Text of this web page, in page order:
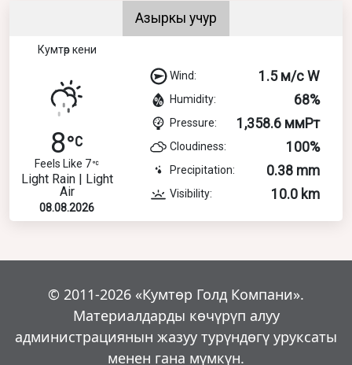
Азыркы учур
Кумтөр кени
8
Feels Like 7
Light Rain | Light
Air
08.08.2026
Wind: 1.5 м/с W
Humidity: 68%
Pressure: 1,358.6 ммРт
Cloudiness: 100%
Precipitation: 0.38 mm
Visibility: 10.0 km
© 2011-2026 «Кумтөр Голд Компани».
Материалдарды көчүрүп алуу
администрациянын жазуу турүндөгү уруксаты
менен гана мүмкүн.